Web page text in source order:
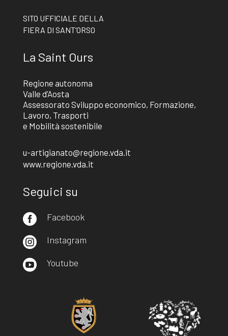
SITO UFFICIALE DELLA
FIERA DI SANT’ORSO
La Saint Ours
Regione autonoma
Valle d’Aosta
Assessorato Sviluppo economico, Formazione,
Lavoro, Trasporti
e Mobilità sostenibile
u-artigianato@regione.vda.it
www.regione.vda.it
Seguici su
 Facebook
 Instagram
 Youtube